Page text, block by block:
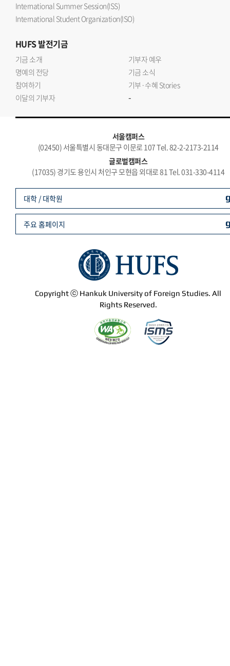
International Summer Session(ISS)
International Student Organization(ISO)
HUFS발전기금
기금 소개
기부자 예우
명예의 전당
기금 소식
참여하기
기부·수혜 Stories
이달의 기부자
-
서울캠퍼스
(02450) 서울특별시 동대문구 이문로 107 Tel. 82-2-2173-2114
글로벌캠퍼스
(17035) 경기도 용인시 처인구 모현읍 외대로 81 Tel. 031-330-4114
Copyright ⓒ Hankuk University of Foreign Studies. All
Rights Reserved.
대학 / 대학원
주요 홈페이지